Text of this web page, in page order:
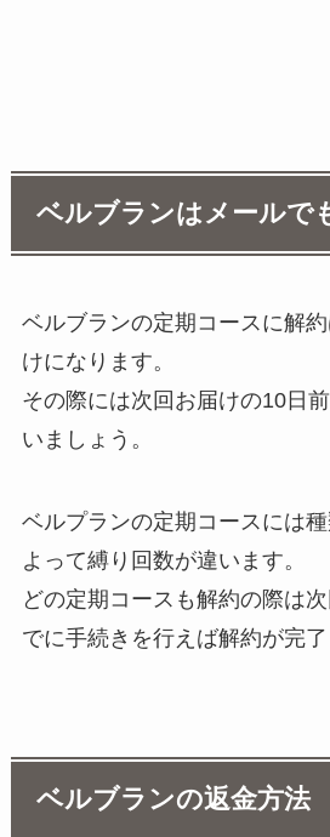
ベルブランはメールで
ベルブランの定期コースに解
けになります。
その際には次回お届けの10日
いましょう。
ベルプランの定期コースには
よって縛り回数が違います。
どの定期コースも解約の際は
でに手続きを行えば解約が完了
ベルブランの返金方法